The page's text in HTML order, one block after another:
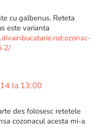
cu galbenus. Reteta
este varianta
cozonac-
2/
la 13:00
des folosesc retetele
cozonacul acesta mi-a